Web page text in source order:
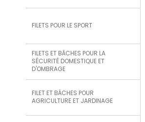
FILETS POUR LE SPORT
FILETS ET BÂCHES POUR LA
SÉCURITÉ DOMESTIQUE ET
D'OMBRAGE
FILET ET BÂCHES POUR
AGRICULTURE ET JARDINAGE